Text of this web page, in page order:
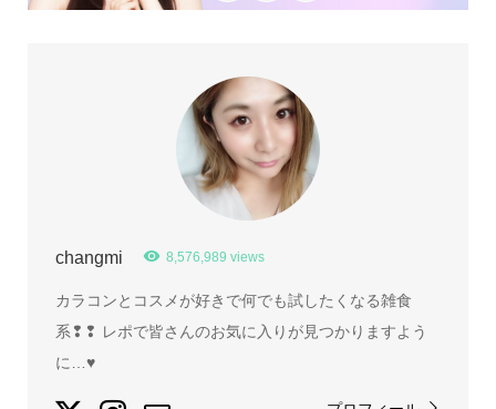
changmi 8,576,989 views
カラコンとコスメが好きで何でも試したくなる雑食
系❢❢ レポで皆さんのお気に入りが見つかりますよう
に…♥